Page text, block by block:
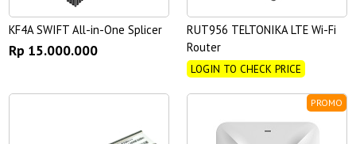
KF4A SWIFT All-in-One Splicer
Rp 15.000.000
RUT956 TELTONIKA LTE Wi-Fi
Router
LOGIN TO CHECK PRICE
PROMO